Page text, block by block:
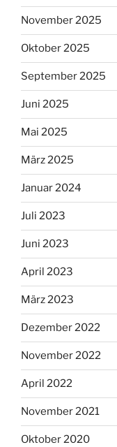
November 2025
Oktober 2025
September 2025
Juni 2025
Mai 2025
März 2025
Januar 2024
Juli 2023
Juni 2023
April 2023
März 2023
Dezember 2022
November 2022
April 2022
November 2021
Oktober 2020